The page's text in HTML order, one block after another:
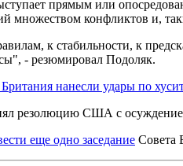
прямым или
множеством конфликтов и,
к стабильности, к
- резюмировал Подоляк.
нанесли удары по
резолюцию США с
еще одно заседание Совета